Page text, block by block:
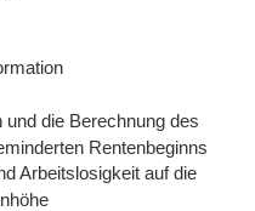
die Berechnung des
Rentenbeginns
Arbeitslosigkeit auf die